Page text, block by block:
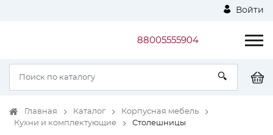
Войти
88005555904
Главная Каталог
Корпусная мебель
Кухни и комплектующие
Столешницы